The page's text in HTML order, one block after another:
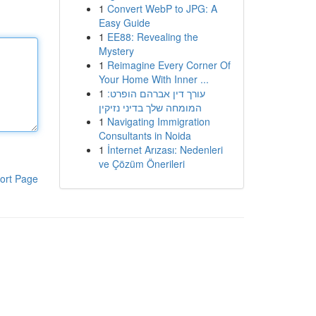
Page
1 Convert WebP to JPG: A
Easy Guide
1 EE88: Revealing the
Mystery
1 Reimagine Every Corner Of
Your Home With Inner ...
1 עורך דין אברהם הופרט:
המומחה שלך בדיני נזיקין
1 Navigating Immigration
Consultants in Noida
1 İnternet Arızası: Nedenleri
ve Çözüm Önerileri